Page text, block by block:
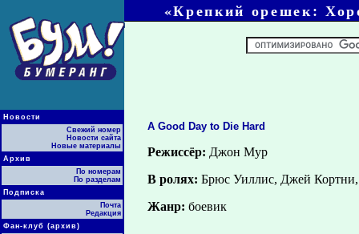
Новости
Свежий номер
Новости сайта
Новые материалы
Архив
По номерам
По разделам
Подписка
Почта
Редакция
Фан-клуб (архив)
«Крепкий орешек:
A Good Day to Die Hard
Режиссёр: Джон Мур
В ролях: Брюс Уиллис, Джей
Жанр: боевик